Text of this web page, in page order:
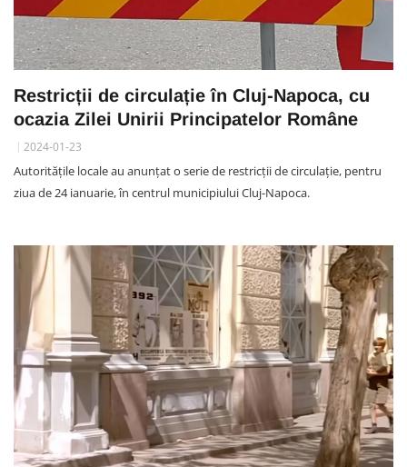
Restricții de circulație în Cluj-Napoca, cu
ocazia Zilei Unirii Principatelor Române
2024-01-23
Autoritățile locale au anunțat o serie de restricții de circulație, pentru
ziua de 24 ianuarie, în centrul municipiului Cluj-Napoca.